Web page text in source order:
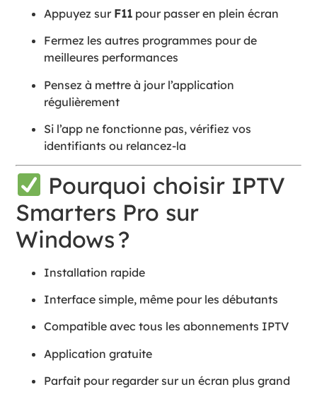
Appuyez sur F11 pour passer en plein écran
Fermez les autres programmes pour de
meilleures performances
Pensez à mettre à jour l’application
régulièrement
Si l’app ne fonctionne pas, vérifiez vos
identifiants ou relancez-la
Pourquoi choisir IPTV
Smarters Pro sur
Windows ?
Installation rapide
Interface simple, même pour les débutants
Compatible avec tous les abonnements IPTV
Application gratuite
Parfait pour regarder sur un écran plus grand